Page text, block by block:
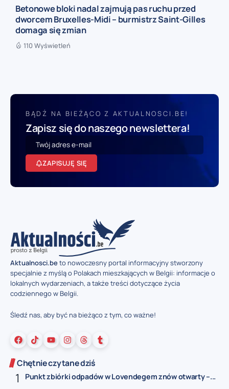
Betonowe bloki nadal zajmują pas ruchu przed
dworcem Bruxelles-Midi – burmistrz Saint-Gilles
domaga się zmian
110 Wyświetleń
BĄDŹ NA BIEŻĄCO Z AKTUALNOSCI.BE!
Zapisz się do naszego newslettera!
ZAPISUJĘ SIĘ
Aktualnosci.beto nowoczesny portal informacyjny stworzony
specjalnie z myślą o Polakach mieszkających w Belgii: informacje o
lokalnych wydarzeniach, a także treści dotyczące życia
codziennego w Belgii.
Śledź nas, aby być na bieżąco z tym, co ważne!
Chętnie czytane dziś
Punkt zbiórki odpadów w Lovendegem znów otwarty –...